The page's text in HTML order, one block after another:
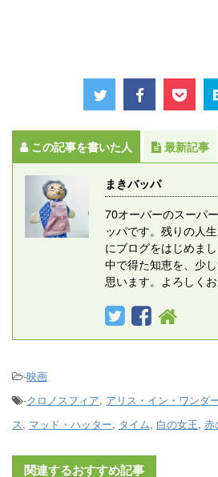
この記事を書いた人 最新記事
まきバッパ
70オーバーのスーパ
ッパです。残りの人
にブログをはじめま
中で得た知恵を、少
思います。よろしくお
-映画
-クロノスフィア, アリス・イン・ワンダ
ス, マッド・ハッター, タイム, 白の女王, 赤
関連するおすすめ記事